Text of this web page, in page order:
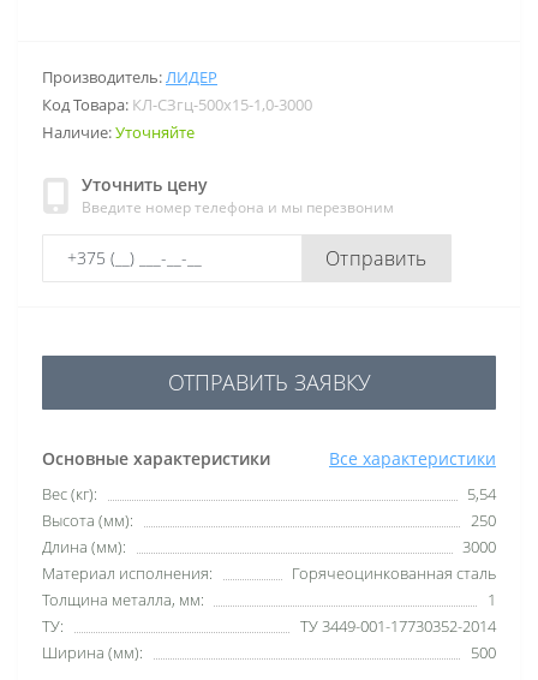
Производитель:ЛИДЕР
Код Товара: КЛ-СЗгц-500х15-1,0-3000
Наличие:Уточняйте
Уточнить цену
Введите номер телефона и мы перезвоним
Отправить
Основные характеристики Все характеристики
Вес (кг):
5,54
Высота (мм):
250
Длина (мм):
3000
Материал исполнения:
Горячеоцинкованная сталь
Толщина металла, мм:
1
ТУ:
ТУ 3449-001-17730352-2014
Ширина (мм):
500
ОТПРАВИТЬ ЗАЯВКУ